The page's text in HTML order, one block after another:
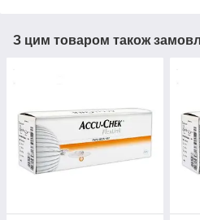
З цим товаром також